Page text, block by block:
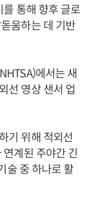
통해 향후 글로
움하는 데 기반
에서는 새
선 영상 샌서 업
기 위해 적외선
계된 주야간 긴
술 중 하나로 활